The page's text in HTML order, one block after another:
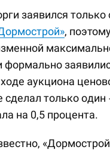
заявился только
,
формально
аукциона
сделал только один
на 0,5 процента.